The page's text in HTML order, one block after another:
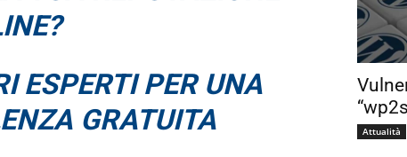
ESPERTI PER UNA
GRATUITA
Attualità